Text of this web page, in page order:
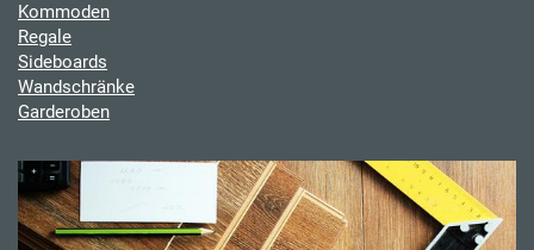
Kommoden
Regale
Sideboards
Wandschränke
Garderoben